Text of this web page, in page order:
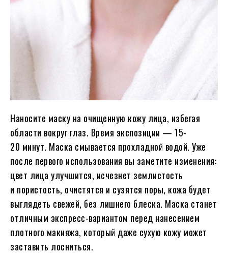
Наносите маску на очищенную кожу лица, избегая
области вокруг глаз. Время экспозиции — 15-
20 минут. Маска смывается прохладной водой. Уже
после первого использования вы заметите изменения:
цвет лица улучшится, исчезнет землистость
и пористость, очистятся и сузятся поры, кожа будет
выглядеть свежей, без лишнего блеска. Маска станет
отличным экспресс-вариантом перед нанесением
плотного макияжа, который даже сухую кожу может
заставить лосниться.